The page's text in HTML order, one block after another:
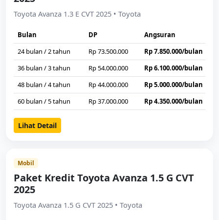
Toyota Avanza 1.3 E CVT 2025 • Toyota
Bulan DP
Angsuran
24 bulan / 2 tahun
Rp 73.500.000
Rp 7.850.000/bulan
36 bulan / 3 tahun
Rp 54.000.000
Rp 6.100.000/bulan
48 bulan / 4 tahun
Rp 44.000.000
Rp 5.000.000/bulan
60 bulan / 5 tahun
Rp 37.000.000 Rp 4.350.000/bulan
Lihat Detail
Mobil
Paket Kredit Toyota Avanza 1.5 G CVT
2025
Toyota Avanza 1.5 G CVT 2025 • Toyota